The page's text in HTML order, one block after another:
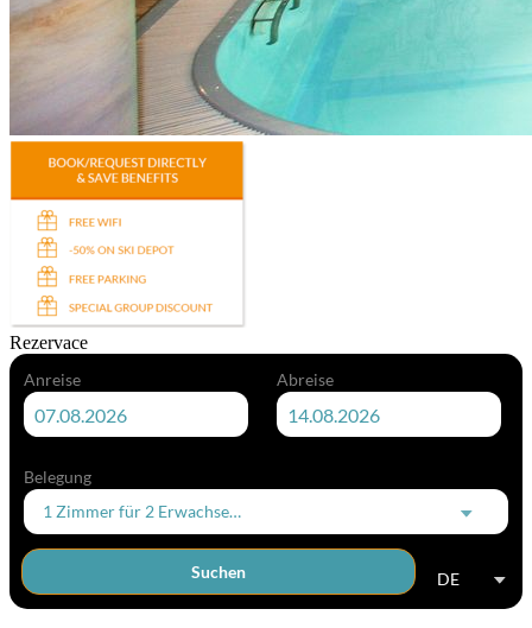
Rezervace
Anreise Abreise
Belegung
1 Zimmerfür 2 Erwachsene
Suchen DE